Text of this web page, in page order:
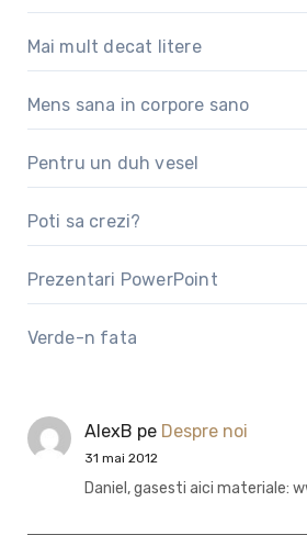
Mai mult decat litere
Mens sana in corpore sano
Pentru un duh vesel
Poti sa crezi?
Prezentari PowerPoint
Verde-n fata
AlexB pe Despre noi
31 mai 2012
Daniel, gasesti aici materiale: